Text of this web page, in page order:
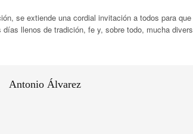
se extiende una cordial invitación a todos para
llenos de tradición, fe y, sobre todo, mucha
Antonio Álvarez